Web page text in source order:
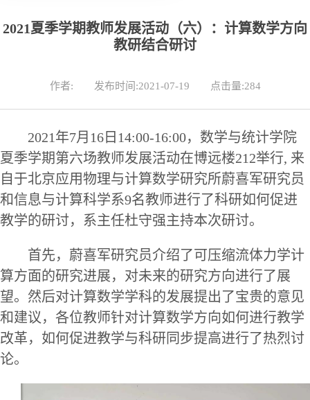
2021夏季学期教师发展活动（六）：计算数学方向
教研结合研讨
作者: 发布时间:2021-07-19 点击量:284
2021年7月1 6 日 14:00-1 6:00，数学与统计学院
夏季学期第六场教师发展活动在博远楼212举行, 来
自于北京应用物理与计算数学研究所蔚喜军研究员
和信息与计算科学系9名教师进行了科研如何促进
教学的研讨，系主任杜守强主持本次研讨。
首先， 蔚喜军研究员介绍了可压缩流体力学计
算方面的研究进展，对未来的研究方向进行了展
望。 然后对计算数学学科的发展提出了宝贵的意见
和建议， 各位教师针对计算数学方向如何进行教学
改革，如何促进教学与科研 同步提高进行了热烈讨
论。